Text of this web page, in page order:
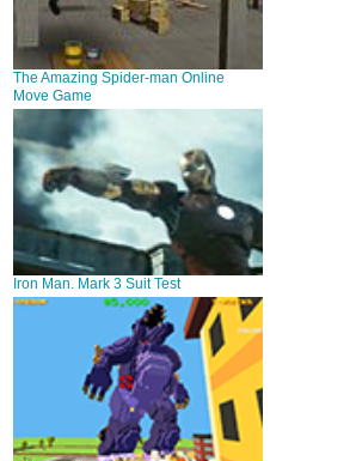
The Amazing Spider-man Online
Move Game
Iron Man. Mark 3 Suit Test